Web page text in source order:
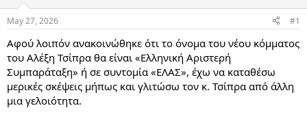
s
t
r
t
e
r
a
t
e
May 27, 2026 #1
Αφού λοιπόν ανακοινώθηκε ότι το όνομα του νέου κόμματος
του Αλέξη Τσίπρα θα είναι «Ελληνική Αριστερή
Συμπαράταξη» ή σε συντομία «ΕΛΑΣ», έχω να καταθέσω
μερικές σκέψεις μήπως και γλιτώσω τον κ. Τσίπρα από άλλη
μια γελοιότητα.